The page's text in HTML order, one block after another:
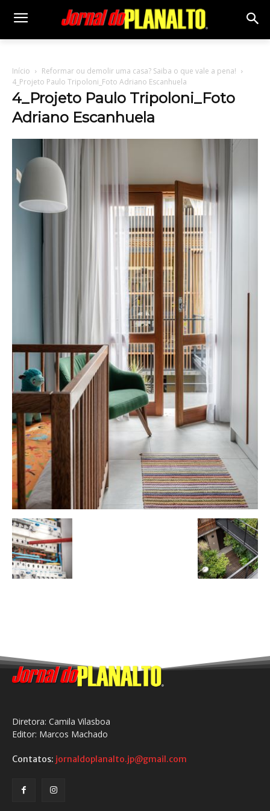
Início
Reformar ou demolir uma casa? Saiba o que vale a pena!
4_Projeto Paulo Tripoloni_Foto Adriano Escanhuela
4_Projeto Paulo Tripoloni_Foto
Adriano Escanhuela
Diretora: Camila Vilasboa
Editor: Marcos Machado
Contatos: jornaldoplanalto.jp@gmail.com